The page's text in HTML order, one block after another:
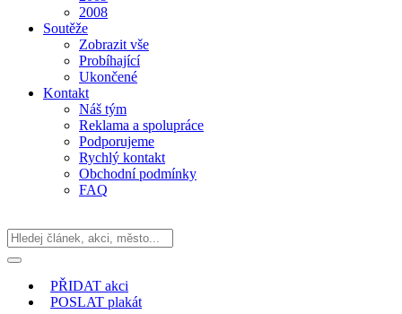
2008
Soutěže
Zobrazit vše
Probíhající
Ukončené
Kontakt
Náš tým
Reklama a spolupráce
Podporujeme
Rychlý kontakt
Obchodní podmínky
FAQ
PŘIDAT akci
POSLAT plakát